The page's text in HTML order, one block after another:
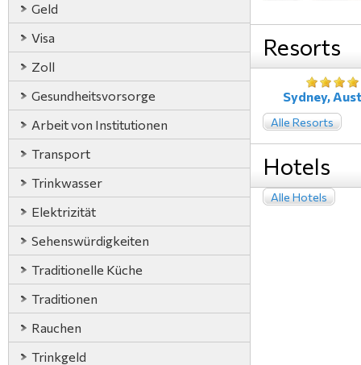
Geld
Visa
Zoll
Gesundheitsvorsorge
Arbeit von Institutionen
Transport
Trinkwasser
Elektrizität
Sehenswürdigkeiten
Traditionelle Küche
Traditionen
Rauchen
Trinkgeld
Resorts
Sydney,
Alle Resorts
Hotels
Alle Hotels